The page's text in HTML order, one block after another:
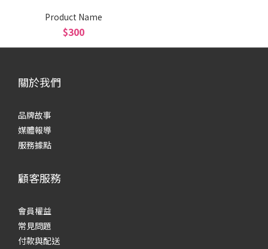
Product Name
$300
關於我們
品牌故事
媒體報導
服務據點
顧客服務
會員權益
常見問題
付款與配送